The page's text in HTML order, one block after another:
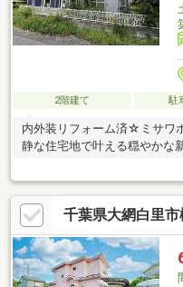
2階建て 駐
内外装リフォーム済☆ミサワ
静な住宅地で叶える穏やかな
千葉県大網白里